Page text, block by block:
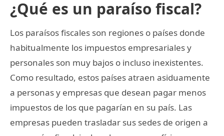
¿Qué es un paraíso fiscal?
Los paraísos fiscales son regiones o países donde
habitualmente los impuestos empresariales y
personales son muy bajos o incluso inexistentes.
Como resultado, estos países atraen asiduamente
a personas y empresas que desean pagar menos
impuestos de los que pagarían en su país. Las
empresas pueden trasladar sus sedes de origen a